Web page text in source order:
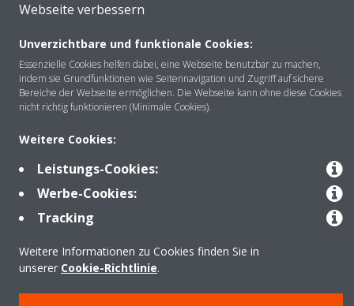
Über DAIKIN
Anwendungsbereiche
Kontakt
Copyright © Daikin
Webseite verbessern
Unverzichtbare und funktionale Cookies:
Essenzielle Cookies helfen dabei, eine Webseite benutzbar zu machen,
indem sie Grundfunktionen wie Seitennavigation und Zugriff auf sichere
Bereiche der Webseite ermöglichen. Die Webseite kann ohne diese Cookies
nicht richtig funktionieren (Minimale Cookies).
Weitere Cookies:
Leistungs-Cookies:
Werbe-Cookies:
Tracking
Weitere Informationen zu Cookies finden Sie in
unserer Cookie-Richtlinie.